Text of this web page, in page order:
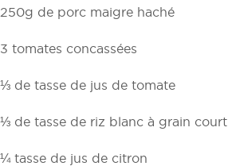
250g de porc maigre haché
3 tomates concassées
⅓ de tasse de jus de tomate
⅓ de tasse de riz blanc à grain court
¼ tasse de jus de citron